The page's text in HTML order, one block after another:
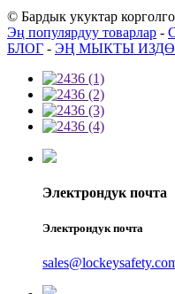
© Бардык укуктар
Эң популярдуу товарлар -
БЛОГ - ЭҢ МЫКТЫ
Электрондук почта
Электрондук почта